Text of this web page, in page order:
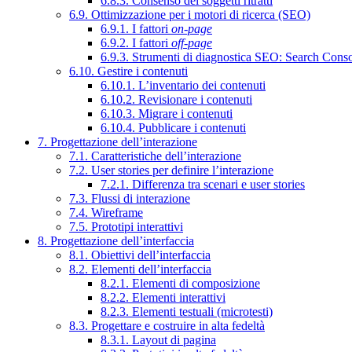
6.9. Ottimizzazione per i motori di ricerca (SEO)
6.9.1. I fattori on-page
6.9.2. I fattori off-page
6.9.3. Strumenti di diagnostica SEO: Search
6.10. Gestire i contenuti
6.10.1. L’inventario dei contenuti
6.10.2. Revisionare i contenuti
6.10.3. Migrare i contenuti
6.10.4. Pubblicare i contenuti
7. Progettazione dell’interazione
7.1. Caratteristiche dell’interazione
7.2. User stories per definire l’interazione
7.2.1. Differenza tra scenari e user stories
7.3. Flussi di interazione
7.4. Wireframe
7.5. Prototipi interattivi
8. Progettazione dell’interfaccia
8.1. Obiettivi dell’interfaccia
8.2. Elementi dell’interfaccia
8.2.1. Elementi di composizione
8.2.2. Elementi interattivi
8.2.3. Elementi testuali (microtesti)
8.3. Progettare e costruire in alta fedeltà
8.3.1. Layout di pagina